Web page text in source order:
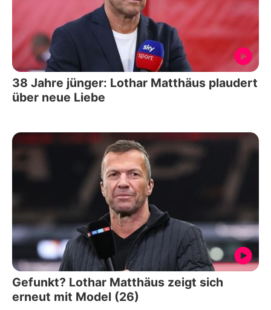
38 Jahre jünger: Lothar Matthäus plaudert
über neue Liebe
Gefunkt? Lothar Matthäus zeigt sich
erneut mit Model (26)